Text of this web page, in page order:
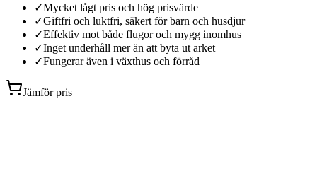
✓Mycket lågt pris och hög prisvärde
✓Giftfri och luktfri, säkert för barn och husdjur
✓Effektiv mot både flugor och mygg inomhus
✓Inget underhåll mer än att byta ut arket
✓Fungerar även i växthus och förråd
Jämför pris